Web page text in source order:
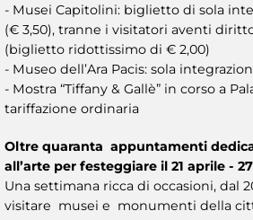
- Musei Capitolini: biglietto di sola
(€ 3,50), tranne i visitatori aventi
(biglietto ridottissimo di € 2,00)
- Museo dell’Ara Pacis: sola
- Mostra “Tiffany & Gallè” in corso a
tariffazione ordinaria
Oltre quaranta appuntamenti
all’arte per festeggiare il 21 aprile -
Una settimana ricca di occasioni, dal
visitare musei e monumenti della